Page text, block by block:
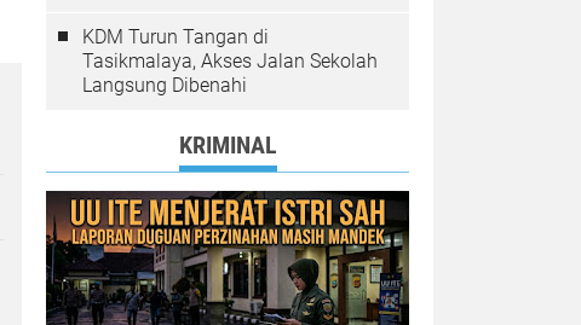
KDM Turun Tangan di
Tasikmalaya, Akses Jalan Sekolah
Langsung Dibenahi
KRIMINAL